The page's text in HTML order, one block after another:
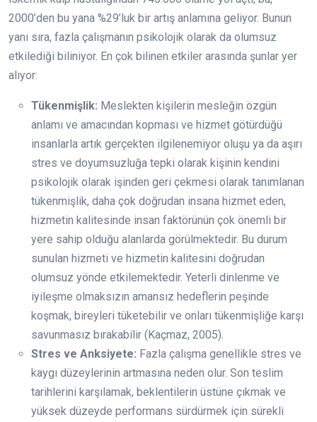
2000’den bu yana %29’luk bir artış anlamına geliyor. Bunun
yanı sıra, fazla çalışmanın psikolojik olarak da olumsuz
etkilediği biliniyor. En çok bilinen etkiler arasında şunlar yer
alıyor:
Tükenmişlik: Meslekten kişilerin mesleğin özgün
anlamı ve amacından kopması ve hizmet götürdüğü
insanlarla artık gerçekten ilgilenemiyor oluşu ya da aşırı
stres ve doyumsuzluğa tepki olarak kişinin kendini
psikolojik olarak işinden geri çekmesi olarak tanımlanan
tükenmişlik, daha çok doğrudan insana hizmet eden,
hizmetin kalitesinde insan faktörünün çok önemli bir
yere sahip olduğu alanlarda görülmektedir. Bu durum
sunulan hizmeti ve hizmetin kalitesini doğrudan
olumsuz yönde etkilemektedir. Yeterli dinlenme ve
iyileşme olmaksızın amansız hedeflerin peşinde
koşmak, bireyleri tüketebilir ve onları tükenmişliğe karşı
savunmasız bırakabilir (Kaçmaz, 2005).
Stres ve Anksiyete: Fazla çalışma genellikle stres ve
kaygı düzeylerinin artmasına neden olur. Son teslim
tarihlerini karşılamak, beklentilerin üstüne çıkmak ve
yüksek düzeyde performans sürdürmek için sürekli